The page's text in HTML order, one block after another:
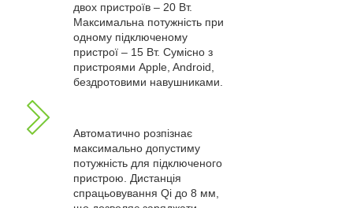
двох пристроїв – 20 Вт.
Максимальна потужність при
одному підключеному
пристрої – 15 Вт. Сумісно з
пристроями Apple, Android,
бездротовими навушниками.
Автоматично розпізнає
максимально допустиму
потужність для підключеного
пристрою. Дистанція
спрацьовування Qi до 8 мм,